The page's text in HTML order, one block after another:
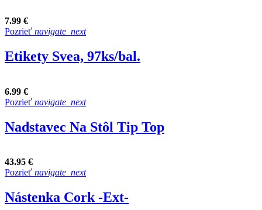
7.99 €
Pozrieť navigate_next
Etikety Svea, 97ks/bal.
6.99 €
Pozrieť navigate_next
Nadstavec Na Stôl Tip Top
43.95 €
Pozrieť navigate_next
Nástenka Cork -Ext-